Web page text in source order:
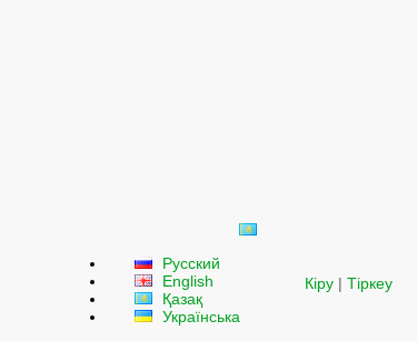
Русский
English
Қазақ
Українська
Кіру | Тіркеу